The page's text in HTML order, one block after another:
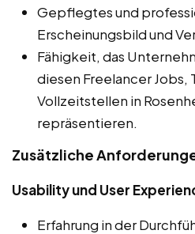
Gepflegtes und
Erscheinungsbild und
Fähigkeit, das
diesen Freelancer Jobs,
Vollzeitstellen in
repräsentieren.
Zusätzliche
Usability und User
Erfahrung in der